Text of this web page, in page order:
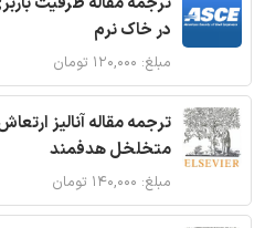
در خاک نرم
مبلغ: ۱۲۰,۰۰۰ تومان
ترجمه مقاله آنالیز
متخلخل هدفمند
مبلغ: ۱۴۰,۰۰۰ تومان